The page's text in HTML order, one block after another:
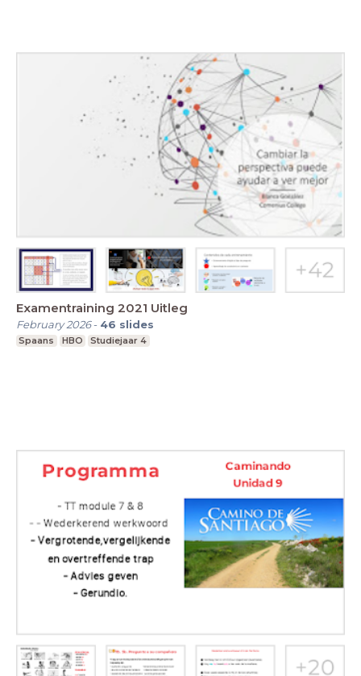
Examentraining 2021 Uitleg
February 2026- 46 slides
Spaans HBO Studiejaar 4